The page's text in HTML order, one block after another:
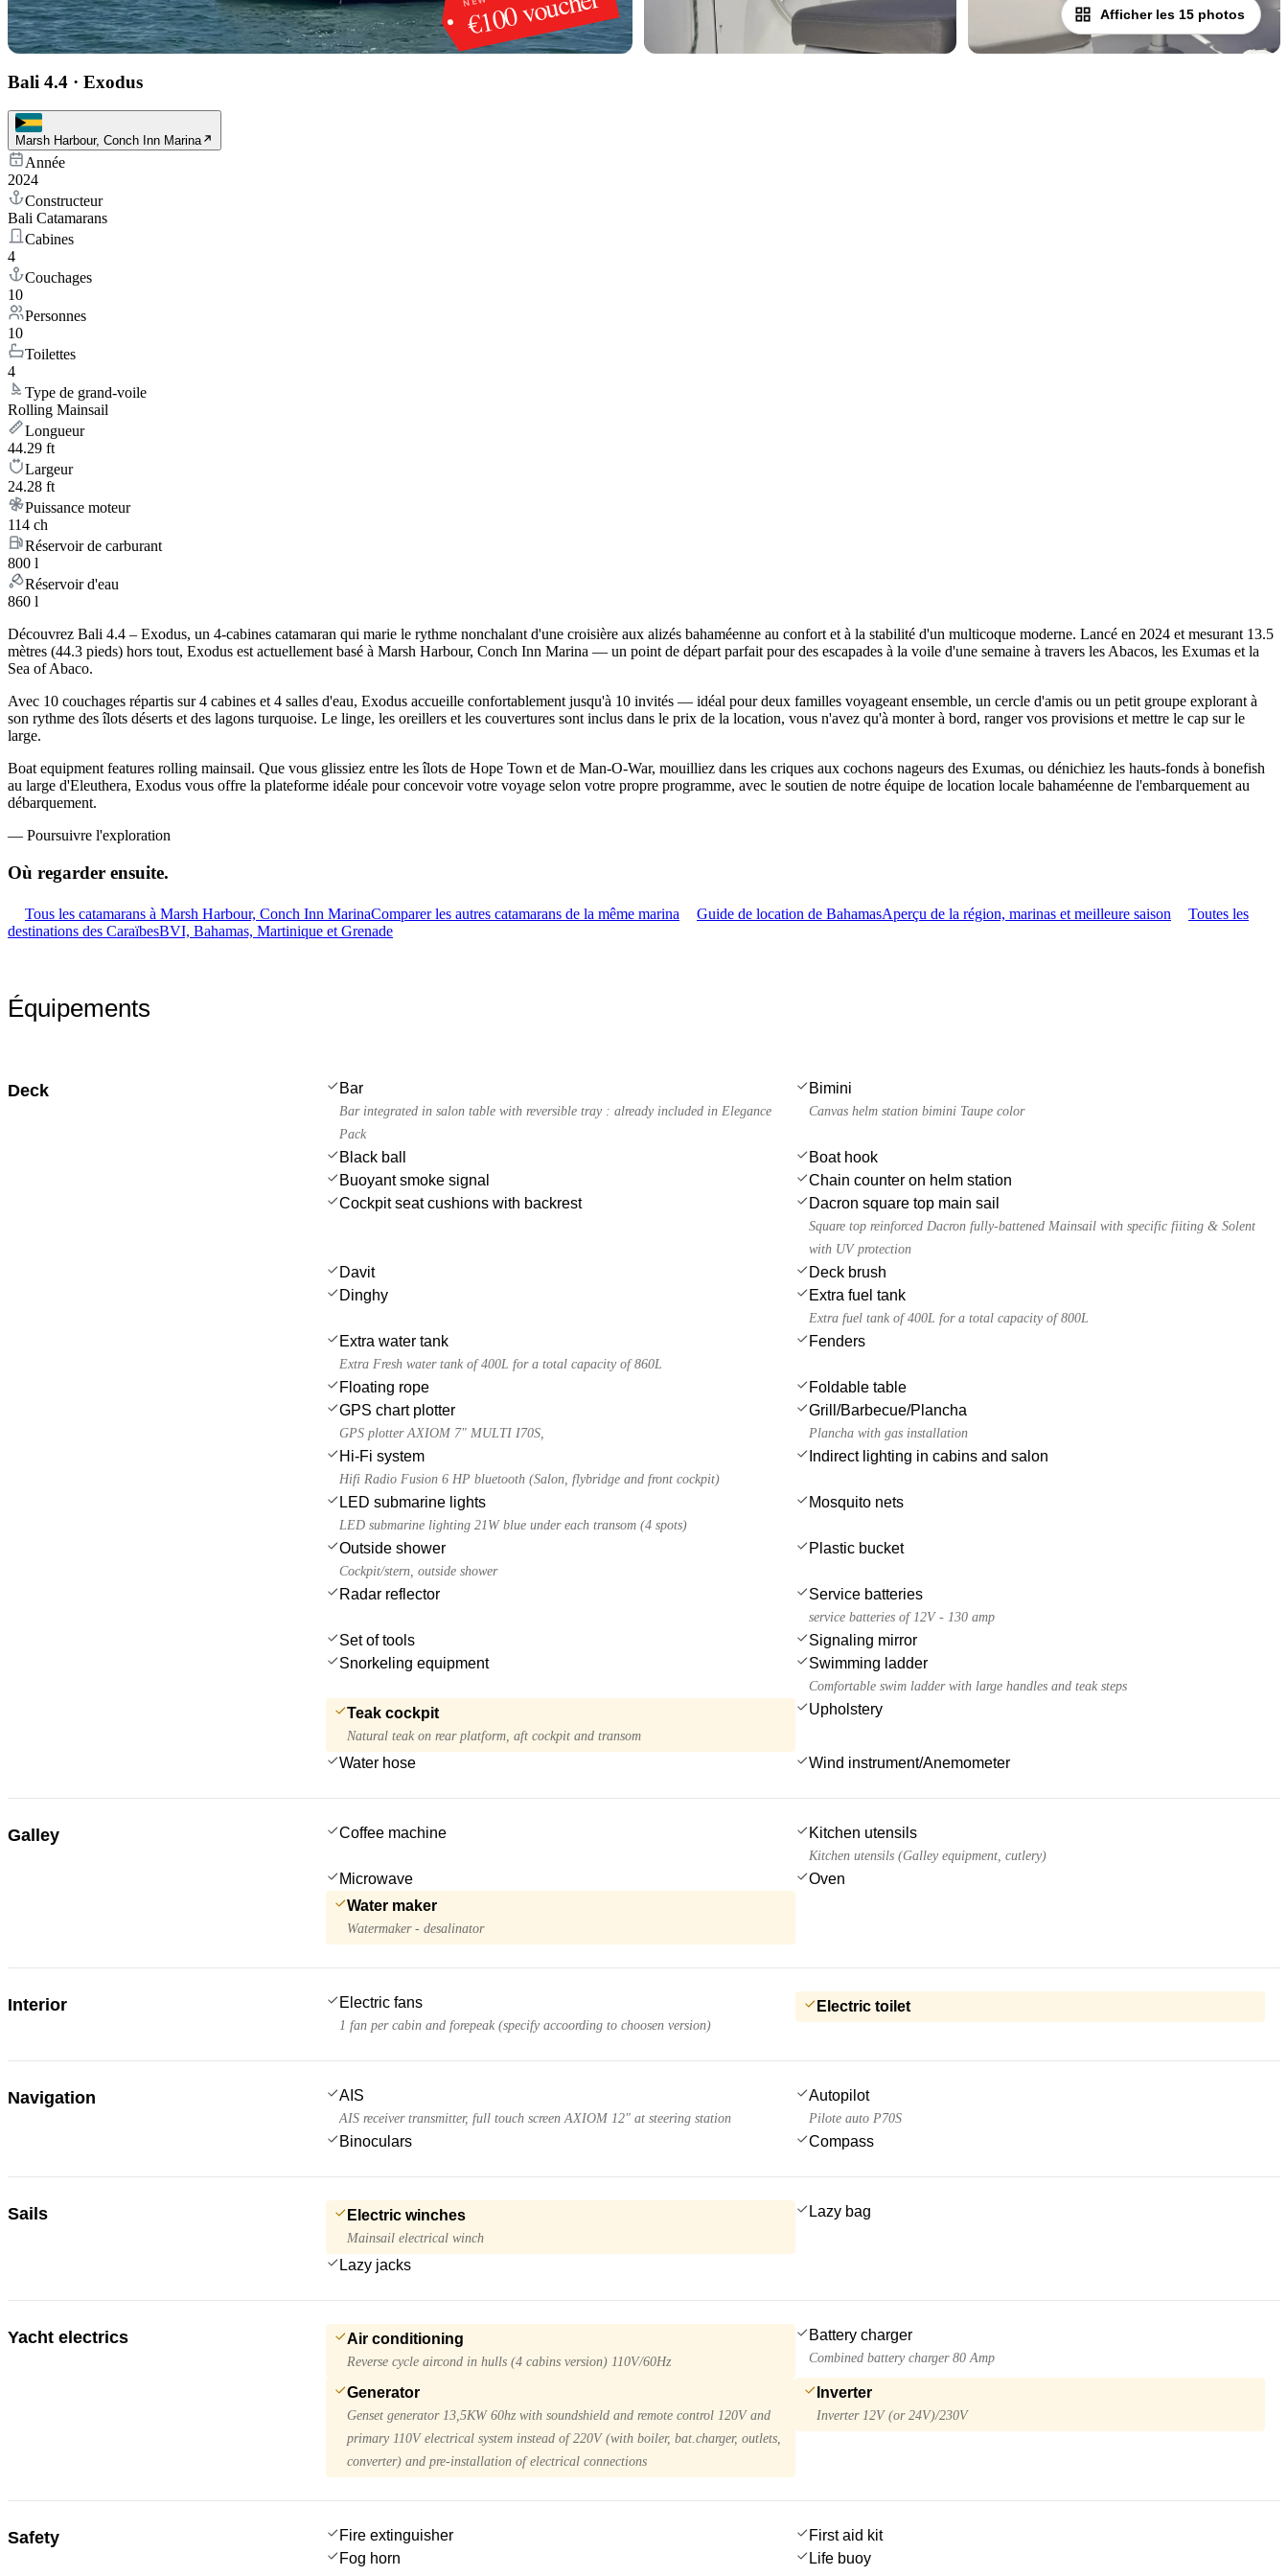
Afficher les 15 photos
Bali 4.4 · Exodus
Marsh Harbour, Conch Inn Marina
Année
2024
Constructeur
Bali Catamarans
Cabines
4
Couchages
10
Personnes
10
Toilettes
4
Type de grand-voile
Rolling Mainsail
Longueur
44.29 ft
Largeur
24.28 ft
Puissance moteur
114 ch
Réservoir de carburant
800 l
Réservoir d'eau
860 l
Découvrez Bali 4.4 – Exodus, un 4-cabines catamaran qui marie le rythme nonchalant d'une croisière aux alizés bahaméenne au confort et à la stabilité d'un multicoque moderne. Lancé en 2024 et mesurant 13.5
mètres (44.3 pieds) hors tout, Exodus est actuellement basé à Marsh Harbour, Conch Inn Marina — un point de départ parfait pour des escapades à la voile d'une semaine à travers les Abacos, les Exumas et la
Sea of Abaco.
Avec 10 couchages répartis sur 4 cabines et 4 salles d'eau, Exodus accueille confortablement jusqu'à 10 invités — idéal pour deux familles voyageant ensemble, un cercle d'amis ou un petit groupe explorant à
son rythme des îlots déserts et des lagons turquoise. Le linge, les oreillers et les couvertures sont inclus dans le prix de la location, vous n'avez qu'à monter à bord, ranger vos provisions et mettre le cap sur le
large.
Boat equipment features rolling mainsail. Que vous glissiez entre les îlots de Hope Town et de Man-O-War, mouilliez dans les criques aux cochons nageurs des Exumas, ou dénichiez les hauts-fonds à bonefish
au large d'Eleuthera, Exodus vous offre la plateforme idéale pour concevoir votre voyage selon votre propre programme, avec le soutien de notre équipe de location locale bahaméenne de l'embarquement au
débarquement.
— Poursuivre l'exploration
Où regarder ensuite.
Tous les catamarans à Marsh Harbour, Conch Inn MarinaComparer les autres catamarans de la même marina Guide de location de BahamasAperçu de la région, marinas et meilleure saison
Toutes les
destinations des CaraïbesBVI, Bahamas, Martinique et Grenade
Équipements
Deck Bar
Bar integrated in salon table with reversible tray : already included in Elegance
Pack
Bimini
Canvas helm station bimini Taupe color
Black ball
Boat hook
Buoyant smoke signal
Chain counter on helm station
Cockpit seat cushions with backrest
Dacron square top main sail
Square top reinforced Dacron fully-battened Mainsail with specific fiiting & Solent
with UV protection
Davit
Deck brush
Dinghy
Extra fuel tank
Extra fuel tank of 400L for a total capacity of 800L
Extra water tank
Extra Fresh water tank of 400L for a total capacity of 860L
Fenders
Floating rope
Foldable table
GPS chart plotter
GPS plotter AXIOM 7" MULTI I70S,
Grill/Barbecue/Plancha
Plancha with gas installation
Hi-Fi system
Hifi Radio Fusion 6 HP bluetooth (Salon, flybridge and front cockpit)
Indirect lighting in cabins and salon
LED submarine lights
LED submarine lighting 21W blue under each transom (4 spots)
Mosquito nets
Outside shower
Cockpit/stern, outside shower
Plastic bucket
Radar reflector Service batteries
service batteries of 12V - 130 amp
Set of tools
Signaling mirror
Snorkeling equipment
Swimming ladder
Comfortable swim ladder with large handles and teak steps
Teak cockpit
Natural teak on rear platform, aft cockpit and transom
Upholstery
Water hose Wind instrument/Anemometer
Galley Coffee machine Kitchen utensils
Kitchen utensils (Galley equipment, cutlery)
Microwave
Oven
Water maker
Watermaker - desalinator
Interior Electric fans
1 fan per cabin and forepeak (specify accoording to choosen version)
Electric toilet
Navigation AIS
AIS receiver transmitter, full touch screen AXIOM 12" at steering station
Autopilot
Pilote auto P70S
Binoculars Compass
Sails Electric winches
Mainsail electrical winch
Lazy bag
Lazy jacks
Yacht electrics Air conditioning
Reverse cycle aircond in hulls (4 cabins version) 110V/60Hz
Battery charger
Combined battery charger 80 Amp
Generator
Genset generator 13,5KW 60hz with soundshield and remote control 120V and
primary 110V electrical system instead of 220V (with boiler, bat.charger, outlets,
converter) and pre-installation of electrical connections
Inverter
Inverter 12V (or 24V)/230V
Safety Fire extinguisher
First aid kit
Fog horn
Life buoy